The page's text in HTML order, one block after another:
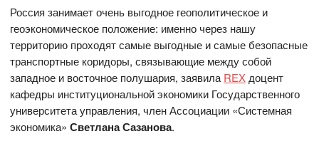
Россия занимает очень выгодное геополитическое и
геоэкономическое положение: именно через нашу
территорию проходят самые выгодные и самые безопасные
транспортные коридоры, связывающие между собой
западное и восточное полушария, заявилаREXдоцент
кафедры институциональной экономики Государственного
университета управления, член Ассоциации «Системная
экономика»Светлана Сазанова.